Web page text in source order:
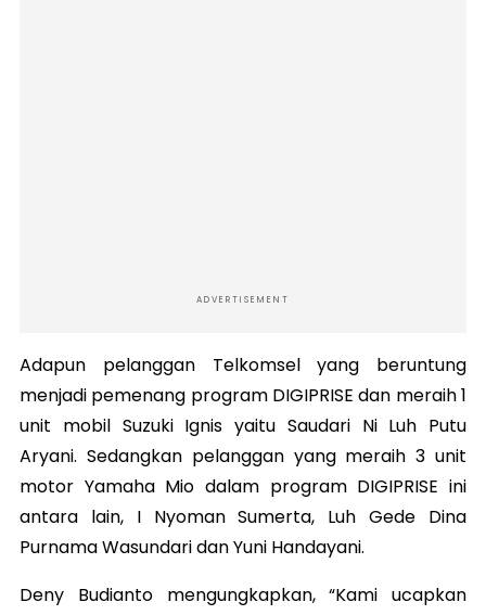
ADVERTISEMENT
Adapun pelanggan Telkomsel yang beruntung
menjadi pemenang program DIGIPRISE dan meraih 1
unit mobil Suzuki Ignis yaitu Saudari Ni Luh Putu
Aryani. Sedangkan pelanggan yang meraih 3 unit
motor Yamaha Mio dalam program DIGIPRISE ini
antara lain, I Nyoman Sumerta, Luh Gede Dina
Purnama Wasundari dan Yuni Handayani.
Deny Budianto mengungkapkan, “Kami ucapkan